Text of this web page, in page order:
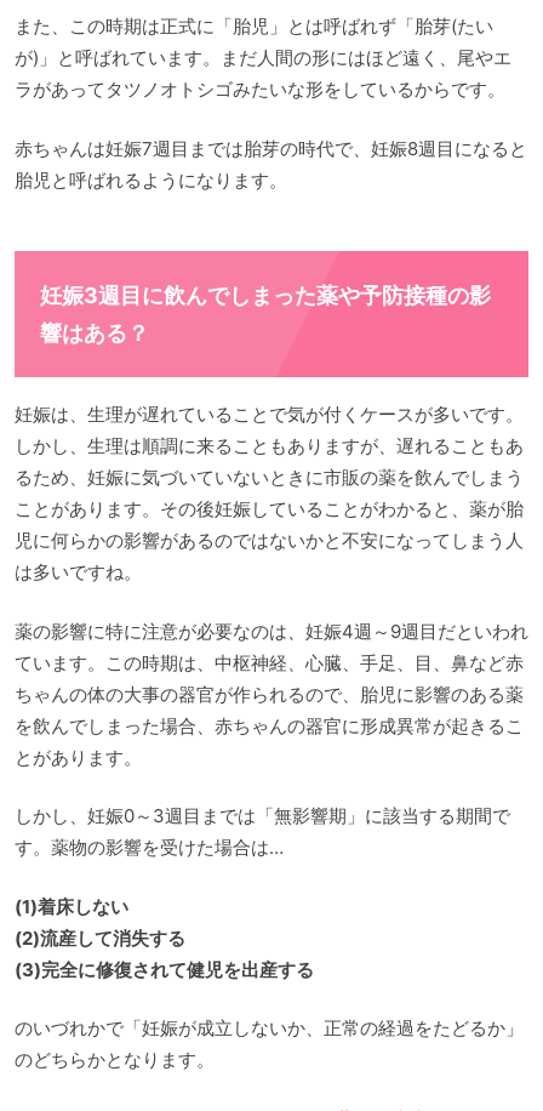
また、この時期は正式に「胎児」とは呼ばれず「胎芽(たい
が)」と呼ばれています。まだ人間の形にはほど遠く、尾やエ
ラがあってタツノオトシゴみたいな形をしているからです。
赤ちゃんは妊娠7週目までは胎芽の時代で、妊娠8週目になると
胎児と呼ばれるようになります。
妊娠3週目に飲んでしまった薬や予防接種の影
響はある？
妊娠は、生理が遅れていることで気が付くケースが多いです。
しかし、生理は順調に来ることもありますが、遅れることもあ
るため、妊娠に気づいていないときに市販の薬を飲んでしまう
ことがあります。その後妊娠していることがわかると、薬が胎
児に何らかの影響があるのではないかと不安になってしまう人
は多いですね。
薬の影響に特に注意が必要なのは、妊娠4週～9週目だといわれ
ています。この時期は、中枢神経、心臓、手足、目、鼻など赤
ちゃんの体の大事の器官が作られるので、胎児に影響のある薬
を飲んでしまった場合、赤ちゃんの器官に形成異常が起きるこ
とがあります。
しかし、妊娠0～3週目までは「無影響期」に該当する期間で
す。薬物の影響を受けた場合は…
(1)着床しない
(2)流産して消失する
(3)完全に修復されて健児を出産する
のいづれかで「妊娠が成立しないか、正常の経過をたどるか」
のどちらかとなります。